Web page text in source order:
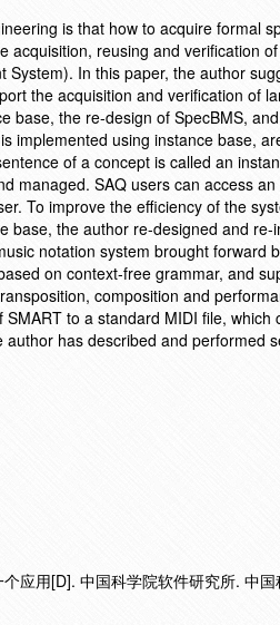
is that how to acquire formal
acquisition, reusing and verification
In this paper, the author
the acquisition and verification of
base, the re-design of SpecBMS,
implemented using instance base,
of a concept is called an
managed. SAQ users can access
To improve the efficiency of the
base, the author re-designed and re-
notation system brought forward
on context-free grammar, and
composition and
to a standard MIDI file, which
has described and performed
应用[D]. 中国科学院软件研究所. 中